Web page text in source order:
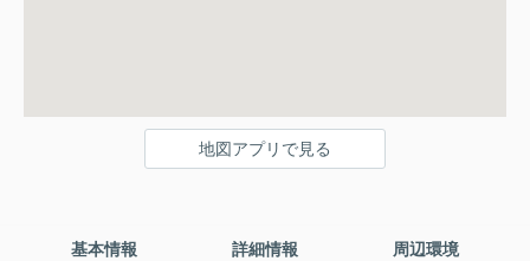
地図アプリで見る
基本情報 詳細情報 周辺環境